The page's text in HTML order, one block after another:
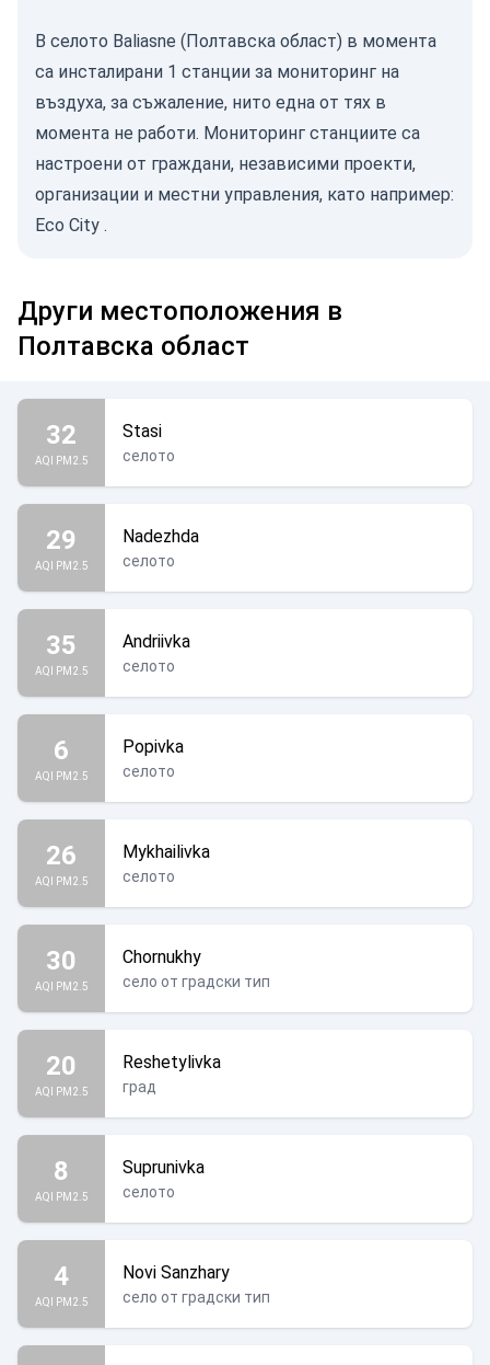
В селото Baliasne (Полтавска област) в момента
са инсталирани 1 станции за мониторинг на
въздуха, за съжаление, нито една от тях в
момента не работи. Мониторинг станциите са
настроени от граждани, независими проекти,
организации и местни управления, като например:
Eco City .
Други местоположения в
Полтавска област
32
AQI PM2.5
Stasi
селото
29
AQI PM2.5
Nadezhda
селото
35
AQI PM2.5
Andriivka
селото
6
AQI PM2.5
Popivka
селото
26
AQI PM2.5
Mykhailivka
селото
30
AQI PM2.5
Chornukhy
село от градски тип
20
AQI PM2.5
Reshetylivka
град
8
AQI PM2.5
Suprunivka
селото
4
AQI PM2.5
Novi Sanzhary
село от градски тип